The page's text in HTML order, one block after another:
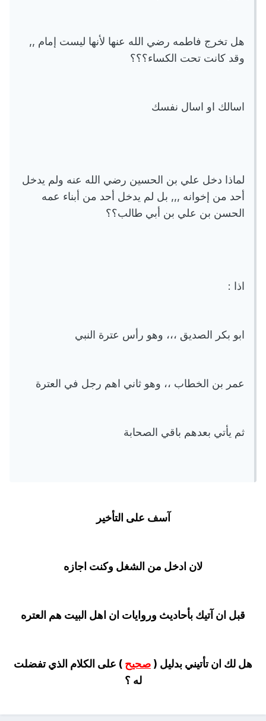
هل تخرج فاطمه رضي الله عنها لأنها ليست إمام ,,
وقد كانت تحت الكساء؟؟؟
اسالك او اسال نفسك
لماذا دخل علي بن الحسين رضي الله عنه ولم يدخل
أحد من إخوانه ,,, بل لم يدخل أحد من أبناء عمه
الحسن بن علي بن أبي طالب؟؟
اذا :
ابو بكر الصديق ،،، وهو رأس عترة النبي
عمر بن الخطاب ،، وهو ثاني اهم رجل في العترة
ثم يأتي بعدهم باقي الصحابة
آسف على التأخير
لان ادخل من الشغل وكنت اجازه
قبل ان آتيك بأحاديث وروايات ان اهل البيت هم العتره
هل لك ان تأتيني بدليل ( صحيح) على الكلام الذي تفضلت
له ؟